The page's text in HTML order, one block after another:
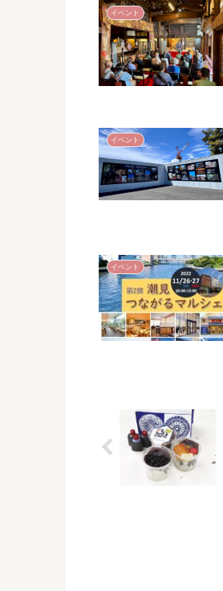
イベント
イベント
イベント